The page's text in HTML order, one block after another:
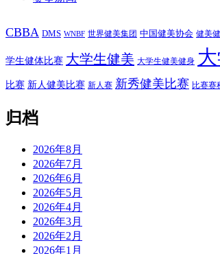
CBBA DMS WNBF 世界健美集团 中国健美协会 健美
学生健体比赛 大学生健美 大学生健美健身
比赛 新人健美比赛 新人赛 新秀健美比赛 比赛赛
归档
2026年8月
2026年7月
2026年6月
2026年5月
2026年4月
2026年3月
2026年2月
2026年1月